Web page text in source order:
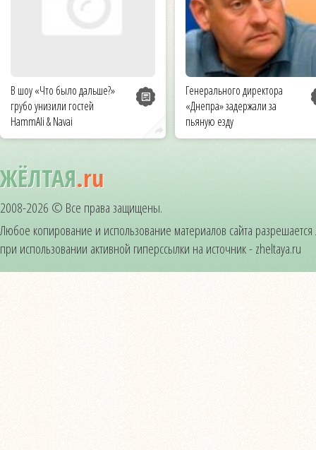
В шоу «Что было дальше?»
грубо унизили гостей
HammAli & Navai
Генерального директора
«Днепра» задержали за
пьяную езду
ЖЁЛТАЯ.ru
2008-2026 © Все права защищены.
Любое копирование и использование материалов сайта
при использовании активной гиперссылки на источник - zheltaya.ru